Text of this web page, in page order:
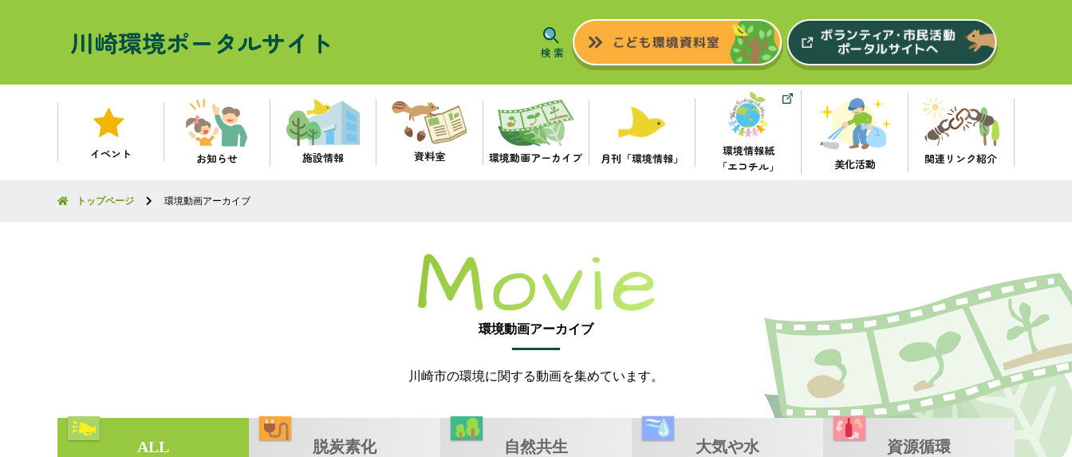
川崎環境ポータルサイト
イベント お知らせ 施設情報 資料室 環境動画アーカイブ 月刊「環境情報」
環境情報紙
「エコチル」
美化活動 関連リンク紹介
トップページ 環境動画アーカイブ
環境動画アーカイブ
川崎市の環境に関する動画を集めています。
ALL 脱炭素化 自然共生 大気や水 資源循環